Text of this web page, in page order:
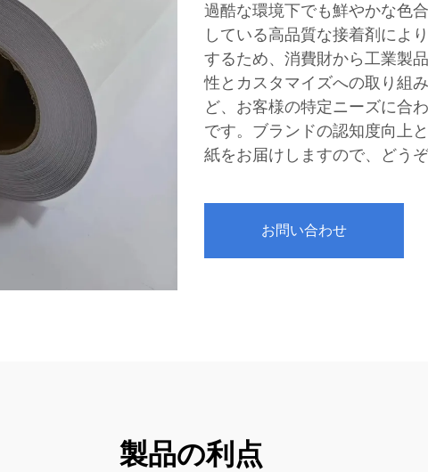
過酷な環境下でも鮮やかな色
している高品質な接着剤によ
するため、消費財から工業製
性とカスタマイズへの取り組
ど、お客様の特定ニーズに合
です。ブランドの認知度向上
紙をお届けしますので、どう
お問い合わせ
製品の利点